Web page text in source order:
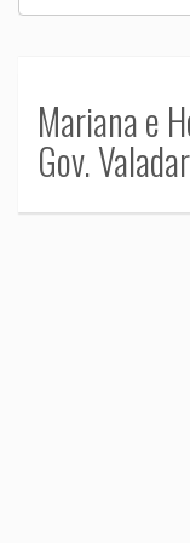
Mariana e
Gov.